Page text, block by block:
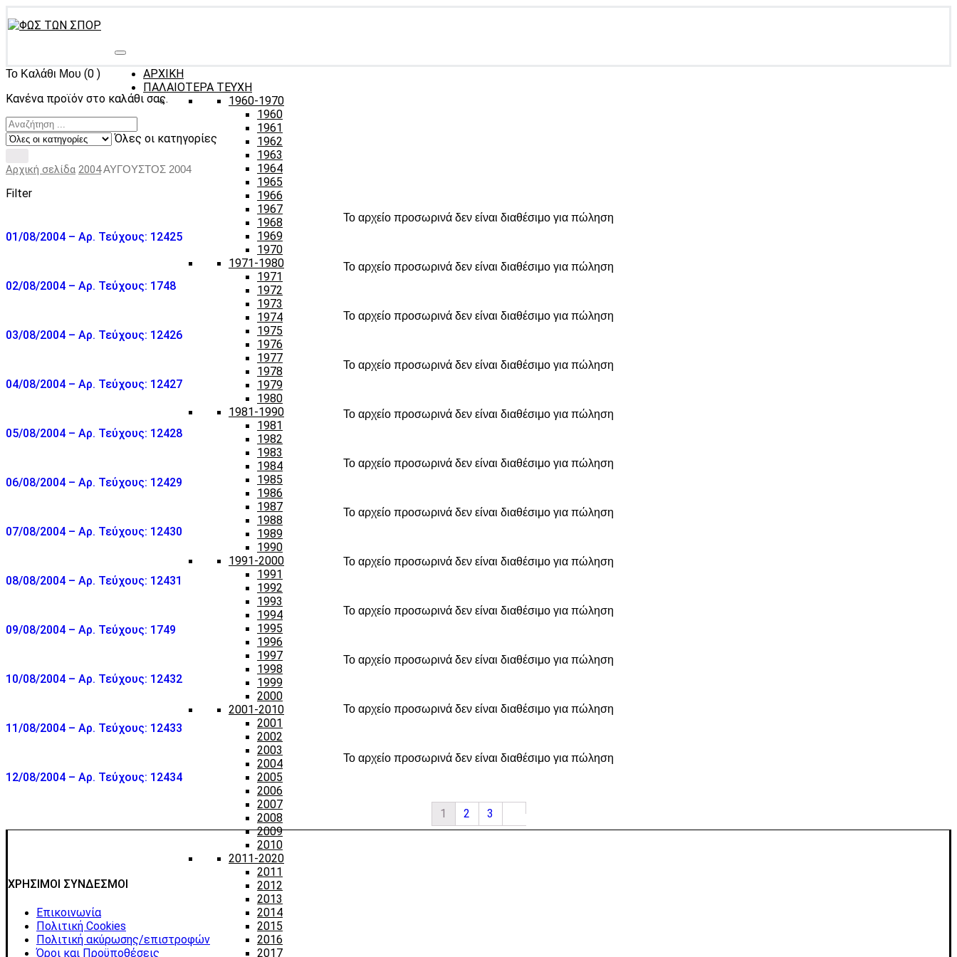
ΑΡΧΙΚΗ
ΠΑΛΑΙΟΤΕΡΑ ΤΕΥΧΗ
1960-1970
1960
1961
1962
1963
1964
1965
1966
1967
1968
1969
1970
1971-1980
1971
1972
1973
1974
1975
1976
1977
1978
1979
1980
1981-1990
1981
1982
1983
1984
1985
1986
1987
1988
1989
1990
1991-2000
1991
1992
1993
1994
1995
1996
1997
1998
1999
2000
2001-2010
2001
2002
2003
2004
2005
2006
2007
2008
2009
2010
2011-2020
2011
2012
2013
2014
2015
2016
2017
Το Καλάθι Μου (0 )
Κανένα προϊόν στο καλάθι σας.
Όλες οι κατηγορίες
Αρχική σελίδα 2004ΑΥΓΟΥΣΤΟΣ 2004
Filter
Το αρχείο προσωρινά δεν είναι διαθέσιμο για πώληση
01/08/2004 – Αρ. Τεύχους: 12425
Το αρχείο προσωρινά δεν είναι διαθέσιμο για πώληση
02/08/2004 – Αρ. Τεύχους: 1748
Το αρχείο προσωρινά δεν είναι διαθέσιμο για πώληση
03/08/2004 – Αρ. Τεύχους: 12426
Το αρχείο προσωρινά δεν είναι διαθέσιμο για πώληση
04/08/2004 – Αρ. Τεύχους: 12427
Το αρχείο προσωρινά δεν είναι διαθέσιμο για πώληση
05/08/2004 – Αρ. Τεύχους: 12428
Το αρχείο προσωρινά δεν είναι διαθέσιμο για πώληση
06/08/2004 – Αρ. Τεύχους: 12429
Το αρχείο προσωρινά δεν είναι διαθέσιμο για πώληση
07/08/2004 – Αρ. Τεύχους: 12430
Το αρχείο προσωρινά δεν είναι διαθέσιμο για πώληση
08/08/2004 – Αρ. Τεύχους: 12431
Το αρχείο προσωρινά δεν είναι διαθέσιμο για πώληση
09/08/2004 – Αρ. Τεύχους: 1749
Το αρχείο προσωρινά δεν είναι διαθέσιμο για πώληση
10/08/2004 – Αρ. Τεύχους: 12432
Το αρχείο προσωρινά δεν είναι διαθέσιμο για πώληση
11/08/2004 – Αρ. Τεύχους: 12433
Το αρχείο προσωρινά δεν είναι διαθέσιμο για πώληση
12/08/2004 – Αρ. Τεύχους: 12434
1 2 3
ΧΡΗΣΙΜΟΙ ΣΥΝΔΕΣΜΟΙ
Επικοινωνία
Πολιτική Cookies
Πολιτική ακύρωσης/επιστροφών
Όροι και Προϋποθέσεις